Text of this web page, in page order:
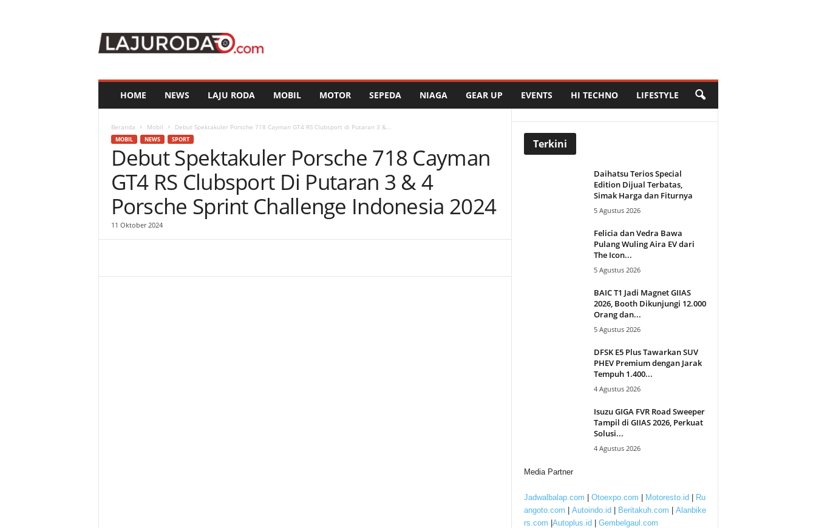
u
HOME NEWS LAJU RODA MOBIL MOTOR SEPEDA NIAGA GEAR UP EVENTS HI TECHNO LIFESTYLE
Beranda Mobil Debut Spektakuler Porsche 718 Cayman GT4 RS Clubsport di Putaran 3 &...
MOBIL NEWS SPORT
Debut Spektakuler Porsche 718 Cayman
GT4 RS Clubsport Di Putaran 3 & 4
Porsche Sprint Challenge Indonesia 2024
11 Oktober 2024
Terkini
Daihatsu Terios Special
Edition Dijual Terbatas,
Simak Harga dan Fiturnya
5 Agustus 2026
Felicia dan Vedra Bawa
Pulang Wuling Aira EV dari
The Icon...
5 Agustus 2026
BAIC T1 Jadi Magnet GIIAS
2026, Booth Dikunjungi 12.000
Orang dan...
5 Agustus 2026
DFSK E5 Plus Tawarkan SUV
PHEV Premium dengan Jarak
Tempuh 1.400...
4 Agustus 2026
Isuzu GIGA FVR Road Sweeper
Tampil di GIIAS 2026, Perkuat
Solusi...
4 Agustus 2026
Media Partner
Jadwalbalap.com Otoexpo.com Motoresto.id
Ru
angoto.com
Autoindo.id Beritakuh.com
Alanbike
rs.com Autoplus.id Gembelgaul.com